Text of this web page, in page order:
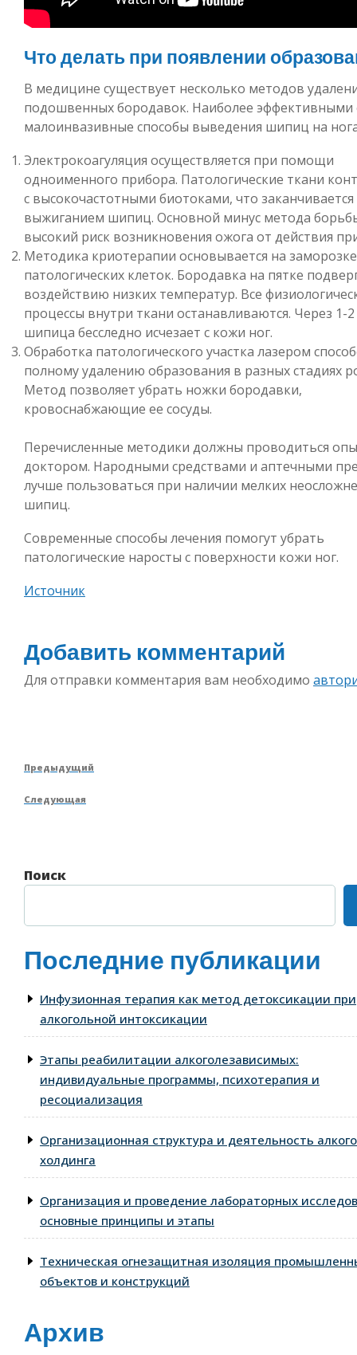
Что делать при появлении
В медицине существует несколько методов
подошвенных бородавок. Наиболее эффективными
малоинвазивные способы выведения шипиц на
Электрокоагуляция осуществляется при помощи
одноименного прибора. Патологические ткани
с высокочастотными биотоками, что заканчивается
выжиганием шипиц. Основной минус метода
высокий риск возникновения ожога от действия
Методика криотерапии основывается на заморозке
патологических клеток. Бородавка на пятке
воздействию низких температур. Все
процессы внутри ткани останавливаются. Через 1-
шипица бесследно исчезает с кожи ног.
Обработка патологического участка лазером
полному удалению образования в разных стадиях
Метод позволяет убрать ножки бородавки,
кровоснабжающие ее сосуды.
Перечисленные методики должны проводиться
доктором. Народными средствами и аптечными
лучше пользоваться при наличии мелких
шипиц.
Современные способы лечения помогут убрать
патологические наросты с поверхности кожи ног.
Источник
Добавить комментарий
Для отправки комментария вам необходимо
Навигация
по
записям
Предыдущая
Предыдущий
Следующая
Следующая
Поиск
Последние публикации
Инфузионная терапия как метод детоксикации при
алкогольной интоксикации
Этапы реабилитации алкоголезависимых:
индивидуальные программы, психотерапия и
ресоциализация
Организационная структура и деятельность
холдинга
Организация и проведение лабораторных
основные принципы и этапы
Техническая огнезащитная изоляция
объектов и конструкций
Архив